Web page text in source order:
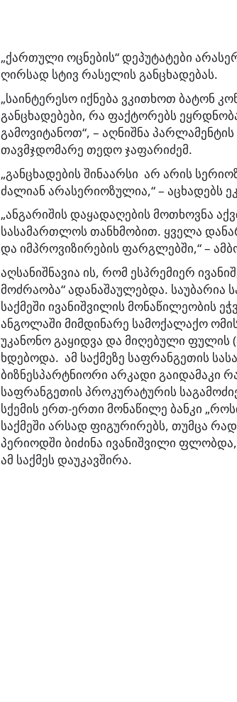
„ქართული ოცნების“ დეპუტატები
ღირსად სტივ რასელის განცხადებას.
„საინტერესო იქნება ვკითხოთ ბატონ
განცხადებები, რა ფაქტორებს
გამოვიტანოთ“, – აღნიშნა
თავმჯდომარე თედო ჯაფარიძემ.
„განცხადების შინაარსი არ არის
ძალიან არასერიოზულია,“ – აცხადებს
„ანგარიშის დაყადაღების მოთხოვნა
სასამართლოს თანხმობით. ყველა
და იმპროვიზირების ფარგლებში,“ –
აღსანიშნავია ის, რომ ესპრემიერ
მოძრაობა“ ადანაშაულებდა.
საქმეში ივანიშვილის მონაწილეობის
ანგოლაში მიმდინარე სამოქალაქო
უკანონო გაყიდვა და მიღებული
ხდებოდა. ამ საქმეზე საფრანგეთის
ბიზნესპარტნიორი არკადი გაიდამაკი
საფრანგეთის პროკურატურის
სქემის ერთ-ერთი მონაწილე ბანკი
საქმეში არსად ფიგურირებს, თუმცა
პერიოდში ბიძინა ივანიშვილი ფლობდა,
ამ საქმეს დაუკავშირა.